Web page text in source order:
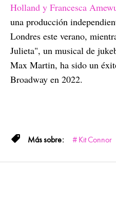
Holland y Francesca
una producción
Londres este verano,
Julieta", un musical de
Max Martin, ha sido un
Broadway en 2022.
Kit Connor